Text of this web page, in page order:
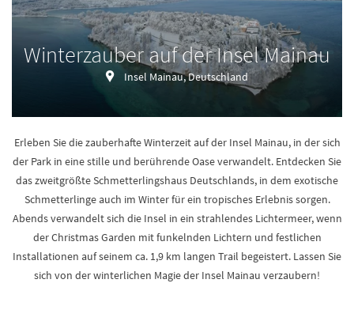
Winterzauber auf der Insel Mainau
Insel Mainau, Deutschland
Erleben Sie die zauberhafte Winterzeit auf der Insel Mainau, in der sich
der Park in eine stille und berührende Oase verwandelt. Entdecken Sie
das zweitgrößte Schmetterlingshaus Deutschlands, in dem exotische
Schmetterlinge auch im Winter für ein tropisches Erlebnis sorgen.
Abends verwandelt sich die Insel in ein strahlendes Lichtermeer, wenn
der Christmas Garden mit funkelnden Lichtern und festlichen
Installationen auf seinem ca. 1,9 km langen Trail begeistert. Lassen Sie
sich von der winterlichen Magie der Insel Mainau verzaubern!